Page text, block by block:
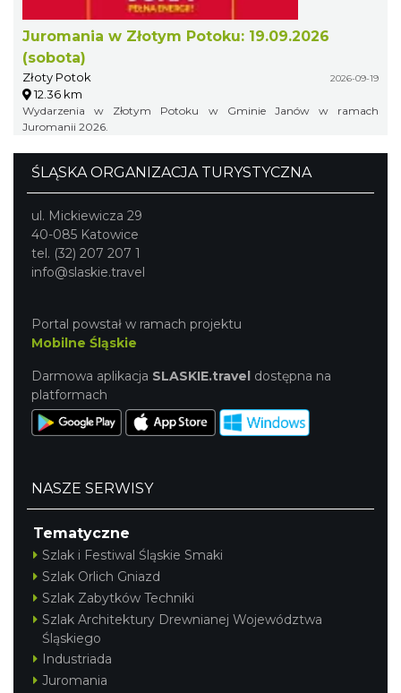
Juromania w Złotym Potoku: 19.09.2026
(sobota)
Złoty Potok 2026-09-19
12.36 km
Wydarzenia w Złotym Potoku w Gminie Janów w ramach
Juromanii 2026.
ŚLĄSKA ORGANIZACJA TURYSTYCZNA
ul. Mickiewicza 29
40-085 Katowice
tel. (32) 207 207 1
info@slaskie.travel
Portal powstał w ramach projektu
Mobilne Śląskie
Darmowa aplikacja SLASKIE.travel dostępna na
platformach
NASZE SERWISY
Tematyczne
Szlak i Festiwal Śląskie Smaki
Szlak Orlich Gniazd
Szlak Zabytków Techniki
Szlak Architektury Drewnianej Województwa
Śląskiego
Industriada
Juromania